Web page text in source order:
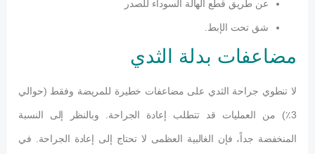
عن طريق قطع الهالة السوداء للصدر
شق تحت الإبط.
مضاعفات بدلة الثدي
لا تنطوي جراحة الثدي على مضاعفات خطيرة للمريضة وفقط (حوالي
3٪) من العمليات قد تتطلب إعادة الجراحة. وبالنظر إلى النسبة
المنخفضة جداً، فإن الغالبية العظمى لا تحتاج إلى إعادة الجراحة. في